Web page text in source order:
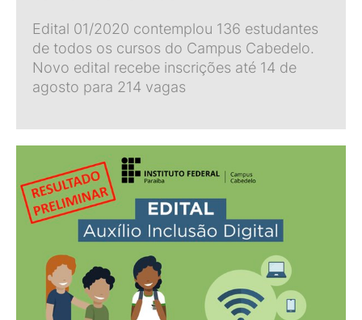
Edital 01/2020 contemplou 136 estudantes
de todos os cursos do Campus Cabedelo.
Novo edital recebe inscrições até 14 de
agosto para 214 vagas